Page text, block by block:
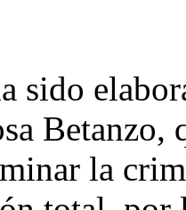
sido
Betanzo,
la